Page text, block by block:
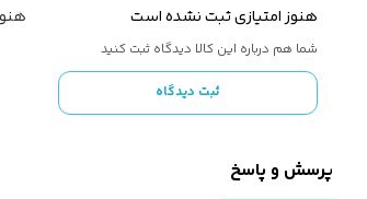
هنوز امتیازی ثبت نشده است
شما هم درباره این کالا دیدگاه ثبت کنید
ثبت دیدگاه
پرسش و پاسخ